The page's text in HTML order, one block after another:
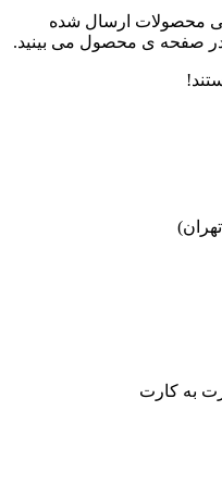
محصولات ارسال شده
صفحه ی محصول می بینید.
به کارت